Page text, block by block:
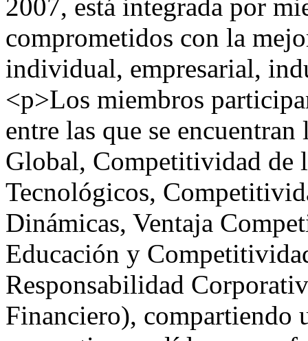
2007, está integrada por
comprometidos con la
individual, empresarial,
<p>Los miembros
entre las que se
Global, Competitividad de
Tecnológicos,
Dinámicas, Ventaja
Educación y
Responsabilidad
Financiero), compartiendo